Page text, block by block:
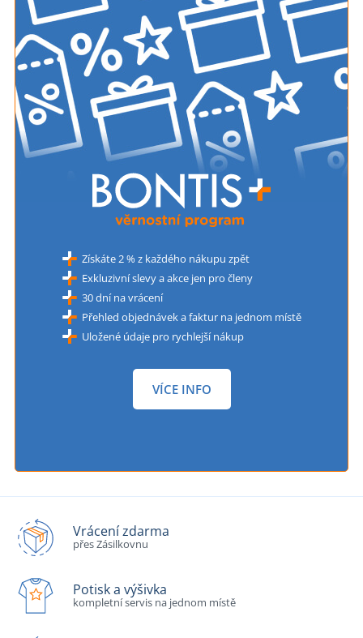
Získáte 2 % z každého nákupu zpět
Exkluzivní slevy a akce jen pro členy
30 dní na vrácení
Přehled objednávek a faktur na jednom místě
Uložené údaje pro rychlejší nákup
VÍCE INFO
Vrácení zdarma
přes Zásilkovnu
Potisk a výšivka
kompletní servis na jednom místě